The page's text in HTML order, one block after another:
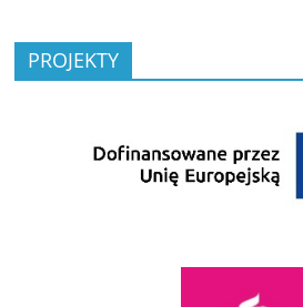
PROJEKTY